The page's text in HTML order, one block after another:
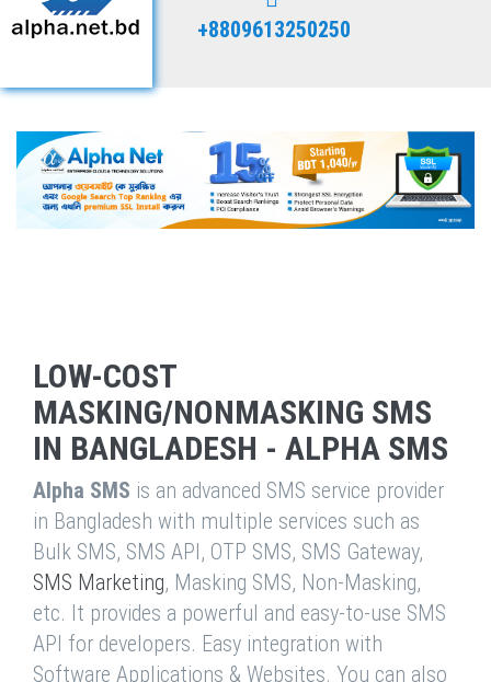
+8809613250250
LOW-COST
MASKING/NONMASKING SMS
IN BANGLADESH - ALPHA SMS
Alpha SMS is an advanced SMS service provider
in Bangladesh with multiple services such as
Bulk SMS, SMS API, OTP SMS, SMS Gateway,
SMS Marketing, Masking SMS, Non-Masking,
etc. It provides a powerful and easy-to-use SMS
API for developers. Easy integration with
Software Applications & Websites. You can also